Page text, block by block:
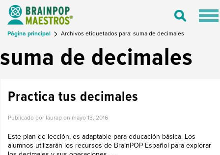
Toggle
Página principal Archivos etiquetados para: suma de decimales
suma de decimales
Practica tus decimales
Publicado por laurap on mayo 13, 2016
Este plan de lección, es adaptable para educación básica. Los
alumnos utilizarán los recursos de BrainPOP Español para explorar